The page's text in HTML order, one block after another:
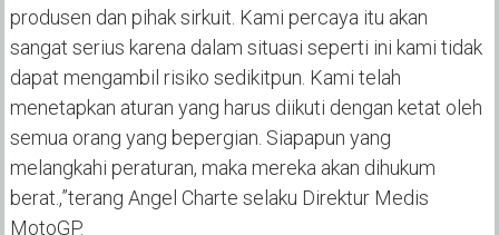
produsen dan pihak sirkuit. Kami percaya itu akan
sangat serius karena dalam situasi seperti ini kami tidak
dapat mengambil risiko sedikitpun. Kami telah
menetapkan aturan yang harus diikuti dengan ketat oleh
semua orang yang bepergian. Siapapun yang
melangkahi peraturan, maka mereka akan dihukum
berat.,”terang Angel Charte selaku Direktur Medis
MotoGP.